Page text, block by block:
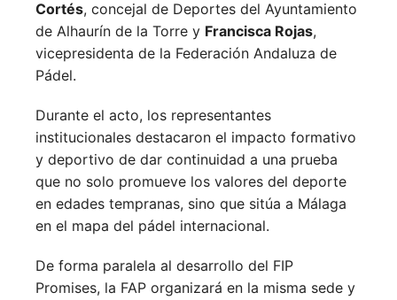
Cortés, concejal de Deportes del Ayuntamiento
de Alhaurín de la Torre y Francisca Rojas,
vicepresidenta de la Federación Andaluza de
Pádel.
Durante el acto, los representantes
institucionales destacaron el impacto formativo
y deportivo de dar continuidad a una prueba
que no solo promueve los valores del deporte
en edades tempranas, sino que sitúa a Málaga
en el mapa del pádel internacional.
De forma paralela al desarrollo del FIP
Promises, la FAP organizará en la misma sede y